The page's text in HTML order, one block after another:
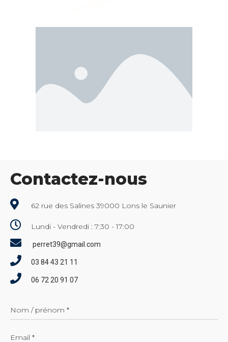
Contactez-nous
62 rue des Salines 39000 Lons le Saunier
Lundi - Vendredi : 7:30 - 17:00
perret39@gmail.com
03 84 43 21 11
06 72 20 91 07